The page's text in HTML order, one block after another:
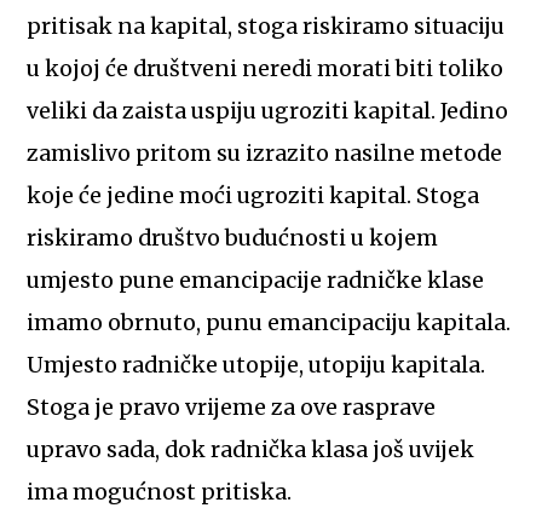
pritisak na kapital, stoga riskiramo situaciju
u kojoj će društveni neredi morati biti toliko
veliki da zaista uspiju ugroziti kapital. Jedino
zamislivo pritom su izrazito nasilne metode
koje će jedine moći ugroziti kapital. Stoga
riskiramo društvo budućnosti u kojem
umjesto pune emancipacije radničke klase
imamo obrnuto, punu emancipaciju kapitala.
Umjesto radničke utopije, utopiju kapitala.
Stoga je pravo vrijeme za ove rasprave
upravo sada, dok radnička klasa još uvijek
ima mogućnost pritiska.